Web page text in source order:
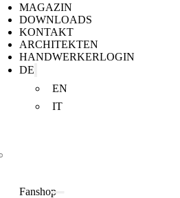
MAGAZIN
DOWNLOADS
KONTAKT
ARCHITEKTEN
HANDWERKERLOGIN
DE
EN
IT
Fanshop